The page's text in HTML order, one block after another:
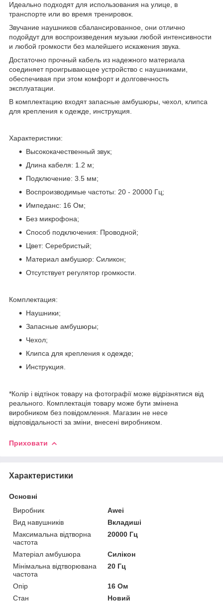
Идеально подходят для использования на улице, в
транспорте или во время тренировок.
Звучание наушников сбалансированное, они отлично
подойдут для воспроизведения музыки любой интенсивности
и любой громкости без малейшего искажения звука.
Достаточно прочный кабель из надежного материала
соединяет проигрывающее устройство с наушниками,
обеспечивая при этом комфорт и долговечность
эксплуатации.
В комплектацию входят запасные амбушюры, чехол, клипса
для крепления к одежде, инструкция.
Характеристики:
Высококачественный звук;
Длина кабеля: 1.2 м;
Подключение: 3.5 мм;
Воспроизводимые частоты: 20 - 20000 Гц;
Импеданс: 16 Ом;
Без микрофона;
Способ подключения: Проводной;
Цвет: Серебристый;
Материал амбушюр: Силикон;
Отсутствует регулятор громкости.
Комплектация:
Наушники;
Запасные амбушюры;
Чехол;
Клипса для крепления к одежде;
Инструкция.
*Колір і відтінок товару на фотографії може відрізнятися від
реального. Комплектація товару може бути змінена
виробником без повідомлення. Магазин не несе
відповідальності за зміни, внесені виробником.
Приховати
Характеристики
Основні
Виробник
Awei
Вид навушників
Вкладиші
Максимальна відтворна
частота
20000 Гц
Матеріал амбушюра
Силікон
Мінімальна відтворювана
частота
20 Гц
Опір
16 Ом
Стан
Новий